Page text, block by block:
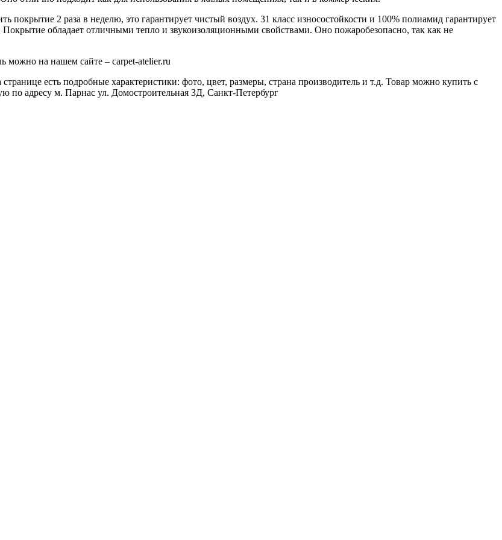
2 раза в неделю, это гарантирует чистый воздух. 31 класс износостойкости и 100% полиамид гарантирует
обладает отличными тепло и звукоизоляционными свойствами. Оно пожаробезопасно, так как не
можно на нашем сайте – carpet-atelier.ru
есть подробные характеристики: фото, цвет, размеры, страна производитель и т.д. Товар можно купить с
по адресу м. Парнас ул. Домостроительная 3Д, Санкт-Петербург